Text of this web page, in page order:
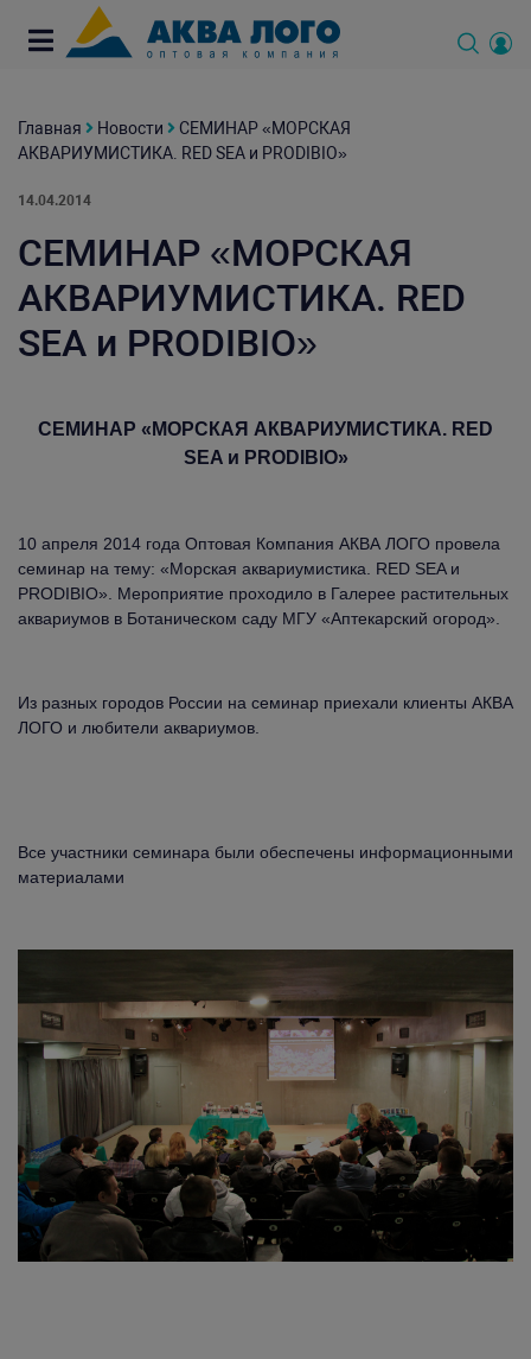
Главная Новости
СЕМИНАР «МОРСКАЯ
АКВАРИУМИСТИКА. RED SEA и PRODIBIO»
14.04.2014
СЕМИНАР «МОРСКАЯ
АКВАРИУМИСТИКА. RED
SEA и PRODIBIO»
СЕМИНАР «МОРСКАЯ АКВАРИУМИСТИКА. R ED
SEA и P RODIBIO»
10 апреля 2014 года Оптовая Компания АКВА ЛОГО провела
семинар на тему: «Морская аквариумистика. RED SEA и
PRODIBIO». Мероприятие проходило в Галерее растительных
аквариумов в Ботаническом саду МГУ «Аптекарский огород».
Из разных городов России на семинар приехали клиенты АКВА
ЛОГО и любители аквариумов.
Все участники семинара были обеспечены информационными
материалами